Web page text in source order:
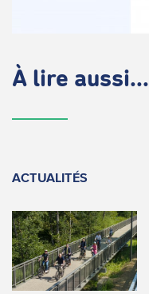
À lire aussi...
ACTUALITÉS